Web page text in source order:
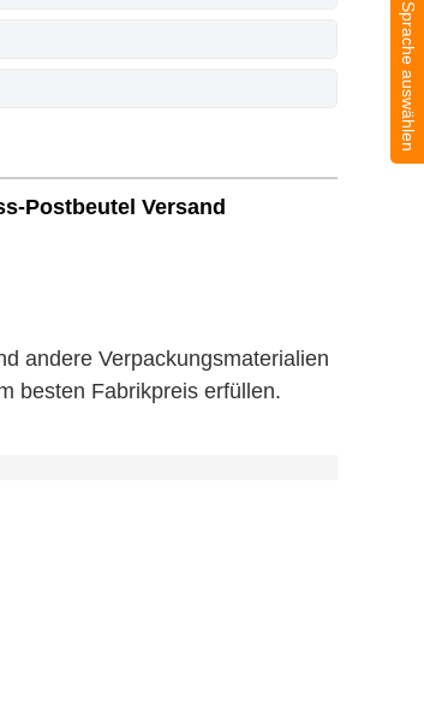
Postbeutel Versand
andere Verpackungsmaterialien
besten Fabrikpreis erfüllen.
Sprache auswählen